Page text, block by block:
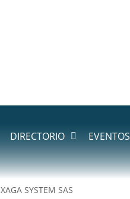
DIRECTORIO EVENTOS
XAGA SYSTEM SAS